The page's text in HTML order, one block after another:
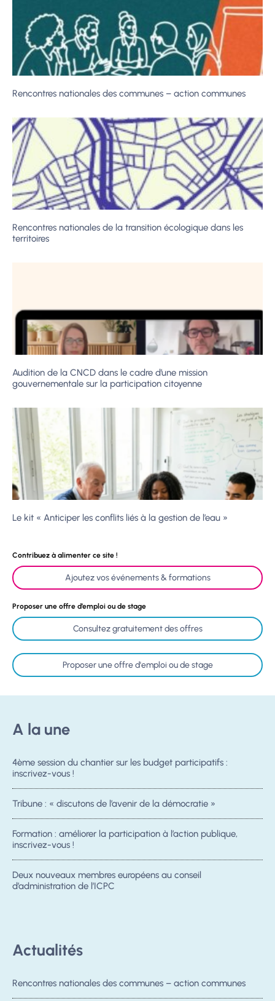
Rencontres nationales des communes – action communes
Rencontres nationales de la transition écologique dans les
territoires
Audition de la CNCD dans le cadre d’une mission
gouvernementale sur la participation citoyenne
Le kit « Anticiper les conflits liés à la gestion de l’eau »
Contribuez à alimenter ce site !
Ajoutez vos événements & formations
Proposer une offre d’emploi ou de stage
Consultez gratuitement des offres
Proposer une offre d'emploi ou de stage
A la une
4ème session du chantier sur les budget participatifs :
inscrivez-vous !
Tribune : « discutons de l’avenir de la démocratie »
Formation : améliorer la participation à l’action publique,
inscrivez-vous !
Deux nouveaux membres européens au conseil
d’administration de l’ICPC
Actualités
Rencontres nationales des communes – action communes